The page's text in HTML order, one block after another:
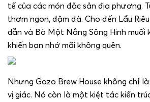
tế của các món đặc sản địa phương.
thơm ngon, đậm đà. Cho đến Lẩu
dẫn và Bò Một Nắng Sông Hinh muối
khiến bạn nhớ mãi không quên.
Nhưng Gozo Brew House không chỉ
vị giác. Nó còn là một kiệt tác kiến